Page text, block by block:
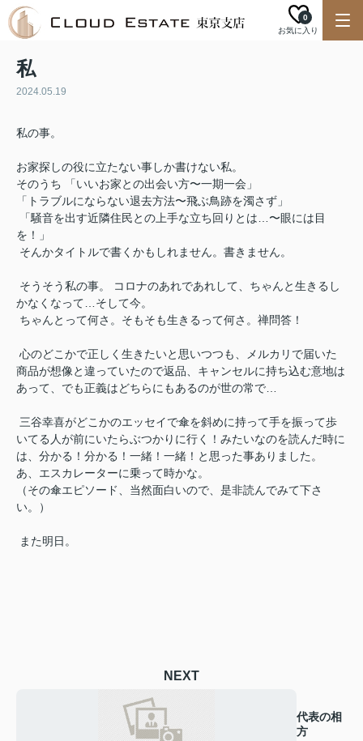
お気に入り
0
私
2024.05.19
私の事。
お家探しの役に立たない事しか書けない私。
そのうち 「いいお家との出会い方〜一期一会」
「トラブルにならない退去方法〜飛ぶ鳥跡を濁さず」
「騒音を出す近隣住民との上手な立ち回りとは…〜眼には目
を！」
そんかタイトルで書くかもしれません。書きません。
そうそう私の事。 コロナのあれであれして、ちゃんと生きるし
かなくなって…そして今。
ちゃんとって何さ。そもそも生きるって何さ。禅問答！
心のどこかで正しく生きたいと思いつつも、メルカリで届いた
商品が想像と違っていたので返品、キャンセルに持ち込む意地は
あって、でも正義はどちらにもあるのが世の常で…
三谷幸喜がどこかのエッセイで傘を斜めに持って手を振って歩
いてる人が前にいたらぶつかりに行く！みたいなのを読んだ時に
は、分かる！分かる！一緒！一緒！と思った事ありました。
あ、エスカレーターに乗って時かな。
（その傘エピソード、当然面白いので、是非読んでみて下さ
い。）
また明日。
NEXT
代表の相
方